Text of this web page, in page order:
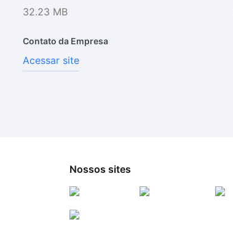
32.23 MB
Contato da Empresa
Acessar site
Nossos sites